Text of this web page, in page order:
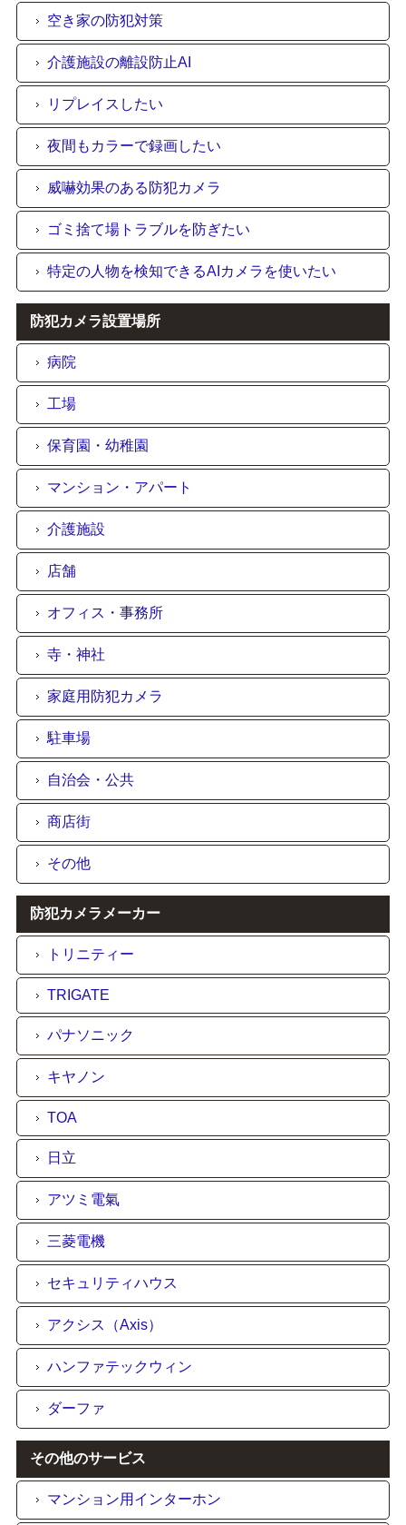
空き家の防犯対策
介護施設の離設防止AI
リプレイスしたい
夜間もカラーで録画したい
威嚇効果のある防犯カメラ
ゴミ捨て場トラブルを防ぎたい
特定の人物を検知できるAIカメラを使いたい
防犯カメラ設置場所
病院
工場
保育園・幼稚園
マンション・アパート
介護施設
店舗
オフィス・事務所
寺・神社
家庭用防犯カメラ
駐車場
自治会・公共
商店街
その他
防犯カメラメーカー
トリニティー
TRIGATE
パナソニック
キヤノン
TOA
日立
アツミ電氣
三菱電機
セキュリティハウス
アクシス（Axis）
ハンファテックウィン
ダーファ
その他のサービス
マンション用インターホン